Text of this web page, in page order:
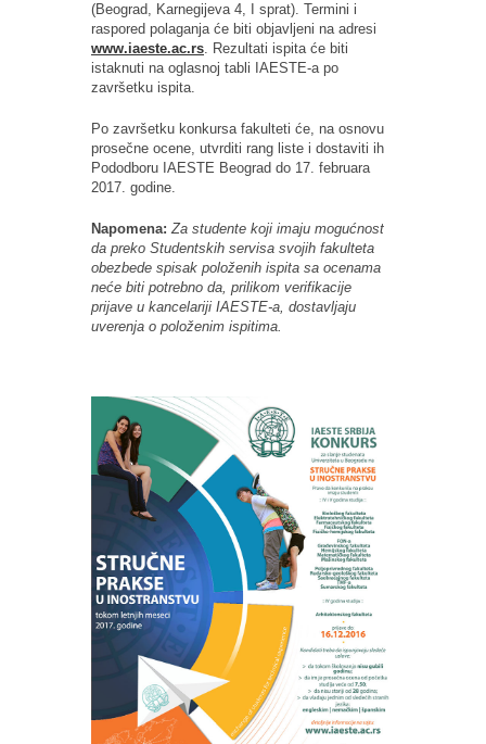
(Beograd, Karnegijeva 4, I sprat). Termini i
raspored polaganja će biti objavljeni na adresi
www.iaeste.ac.rs. Rezultati ispita će biti
istaknuti na oglasnoj tabli IAESTE-a po
završetku ispita.
Po završetku konkursa fakulteti će, na osnovu
prosečne ocene, utvrditi rang liste i dostaviti ih
Pododboru IAESTE Beograd do 17. februara
2017. godine.
Napomena: Za studente koji imaju mogućnost
da preko Studentskih servisa svojih fakulteta
obezbede spisak položenih ispita sa ocenama
neće biti potrebno da, prilikom verifikacije
prijave u kancelariji IAESTE-a, dostavljaju
uverenja o položenim ispitima.